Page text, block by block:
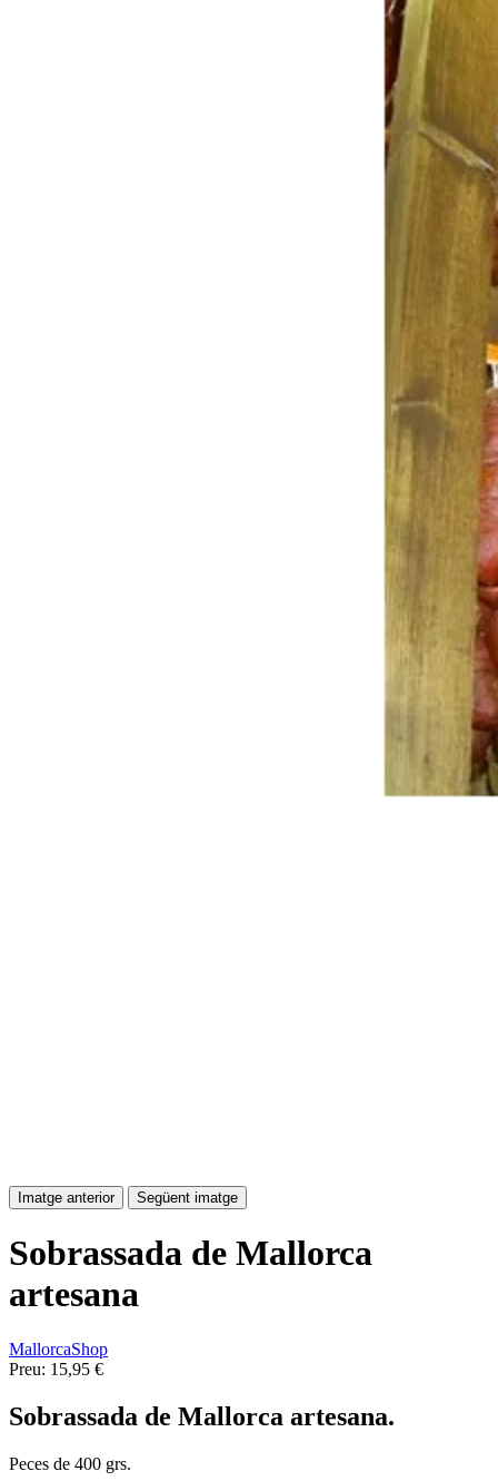
Imatge anterior Següent imatge
Sobrassada de Mallorca
artesana
MallorcaShop
Preu: 15,95 €
Sobrassada de Mallorca artesana.
Peces de 400 grs.